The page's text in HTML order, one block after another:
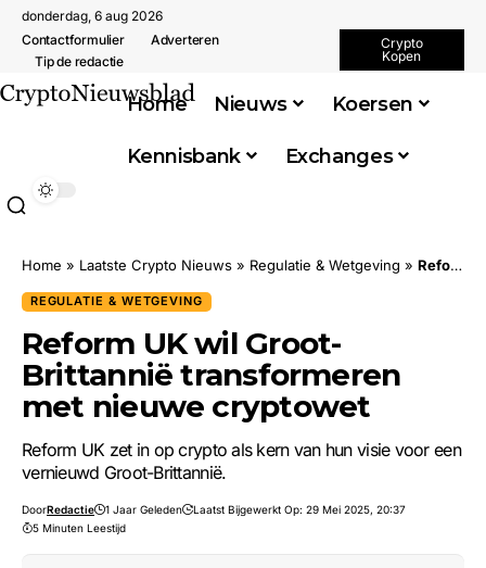
donderdag, 6 aug 2026
Contactformulier
Adverteren
Tip de redactie
Crypto
Kopen
Home Nieuws Koersen
Kennisbank Exchanges
Home » Laatste Crypto Nieuws » Regulatie & Wetgeving » Reform UK wil Groot-Brittannië transformeren met nieuwe cryptowet
REGULATIE & WETGEVING
Reform UK wil Groot-
Brittannië transformeren
met nieuwe cryptowet
Reform UK zet in op crypto als kern van hun visie voor een
vernieuwd Groot-Brittannië.
DoorRedactie 1 Jaar Geleden
Laatst Bijgewerkt Op: 29 Mei 2025, 20:37
5 Minuten Leestijd